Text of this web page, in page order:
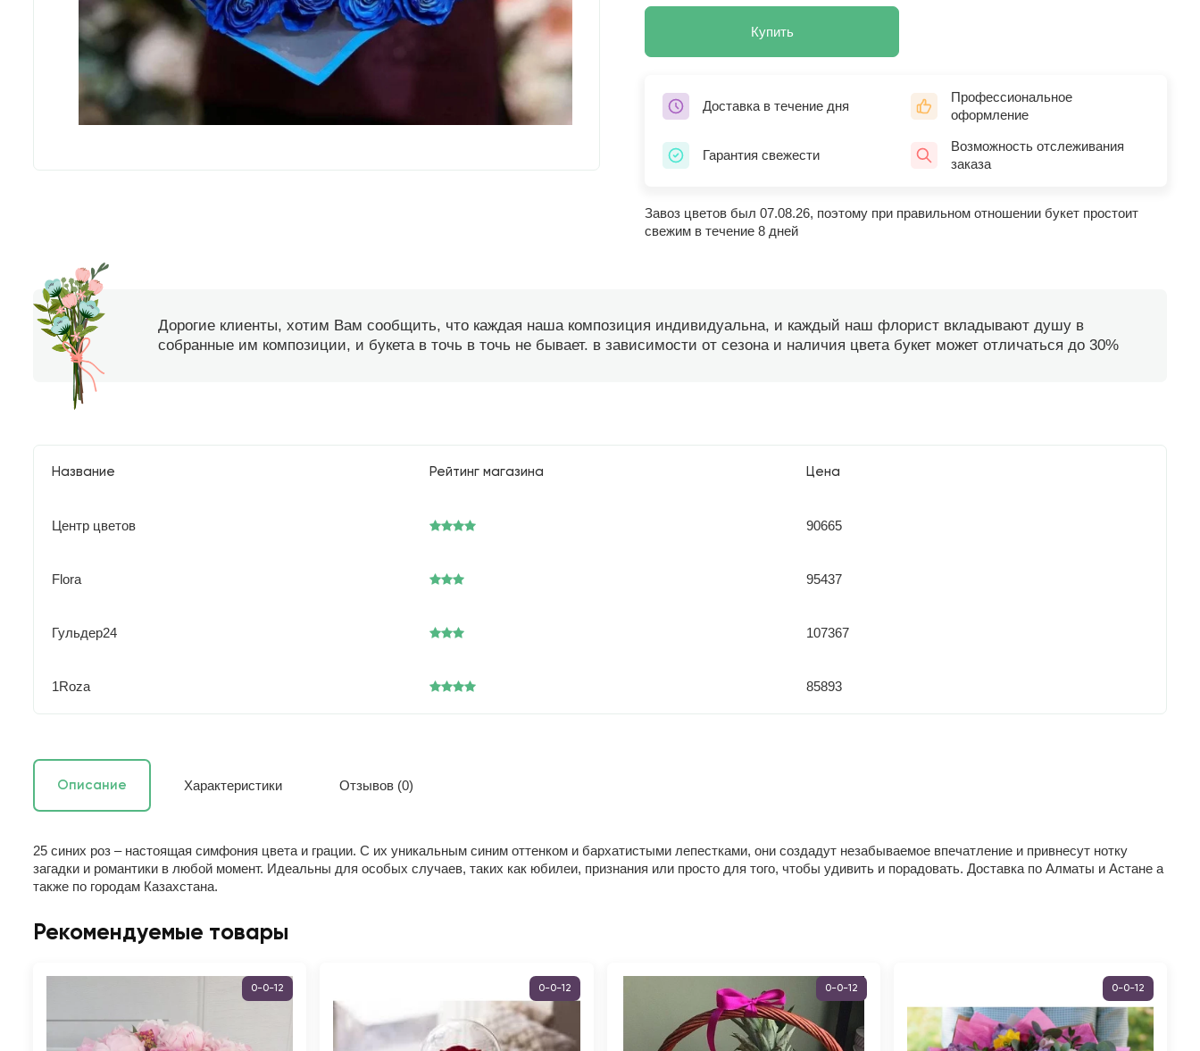
Купить
Доставка в течение дня
Профессиональное
оформление
Гарантия свежести
Возможность отслеживания
заказа
Завоз цветов был 07.08.26, поэтому при правильном отношении букет простоит
свежим в течение 8 дней
Дорогие клиенты, хотим Вам сообщить, что каждая наша композиция индивидуальна, и каждый наш флорист вкладывают душу в
собранные им композиции, и букета в точь в точь не бывает. в зависимости от сезона и наличия цвета букет может отличаться до 30%
Название Рейтинг магазина Цена
Центр цветов 90665
Flora 95437
Гульдер24 107367
1Roza 85893
Описание Характеристики Отзывов (0)
25 синих роз – настоящая симфония цвета и грации. С их уникальным синим оттенком и бархатистыми лепестками, они создадут незабываемое впечатление и привнесут нотку
загадки и романтики в любой момент. Идеальны для особых случаев, таких как юбилеи, признания или просто для того, чтобы удивить и порадовать. Доставка по Алматы и Астане а
также по городам Казахстана.
Рекомендуемые товары
0-0-12 0-0-12 0-0-12 0-0-12